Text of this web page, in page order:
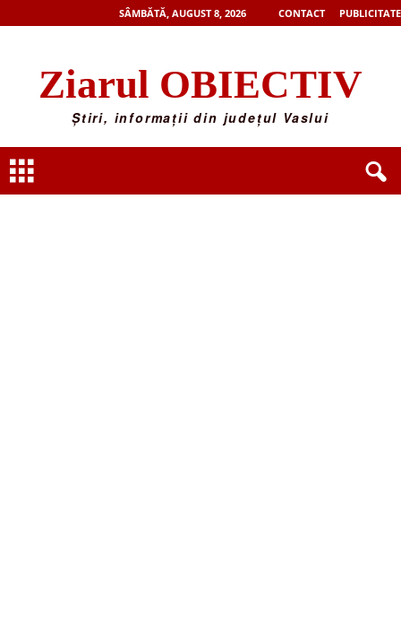
SÂMBĂTĂ, AUGUST 8, 2026 CONTACT PUBLICITATE
Ziarul OBIECTIV
Știri, informații din județul Vaslui